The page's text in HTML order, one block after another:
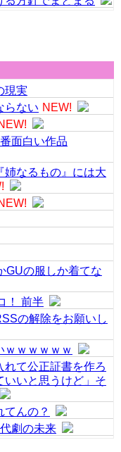
現実
らない NEW!
面白い作品
姉なるもの』には大
GUの服しか着てな
！ 前半
の解除をお願いし
ｗｗｗｗｗｗ
れて公正証書を作ろ
いいと思うけど」そ
てんの？
劇の未来